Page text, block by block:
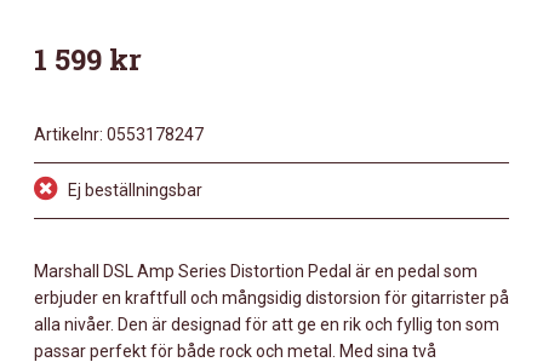
1 599 kr
Artikelnr: 0553178247
Ej beställningsbar
Marshall DSL Amp Series Distortion Pedal är en pedal som
erbjuder en kraftfull och mångsidig distorsion för gitarrister på
alla nivåer. Den är designad för att ge en rik och fyllig ton som
passar perfekt för både rock och metal. Med sina två